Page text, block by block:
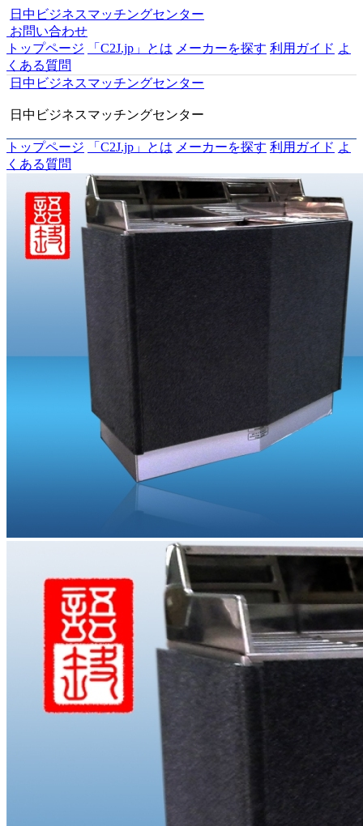
日中ビジネスマッチングセンター
お問い合わせ
トップページ
「C2J.jp」とは メーカーを探す 利用ガイド よ
くある質問
日中ビジネスマッチングセンター
日中ビジネスマッチングセンター
トップページ 「C2J.jp」とは メーカーを探す 利用ガイド よ
くある質問